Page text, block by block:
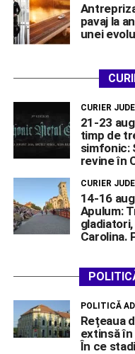
pavaj la
unei
CURIER
21-23
timp de
simfonic:
revine în
CURIER
14-16
Apulum:
Carolina.
POLITICĂ
Rețeaua
extinsă în
În ce